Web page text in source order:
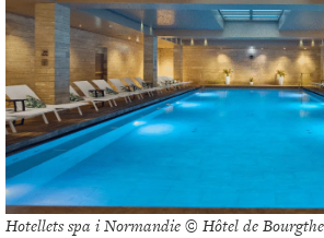
Hotellets spa i Normandie © Hôtel de